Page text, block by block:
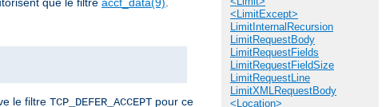
<LimitExcept>
LimitInternalRecursion
LimitRequestBody
LimitRequestFields
LimitRequestFieldSize
LimitRequestLine
LimitXMLRequestBody
<Location>
le filtre TCP_DEFER_ACCEPT pour ce